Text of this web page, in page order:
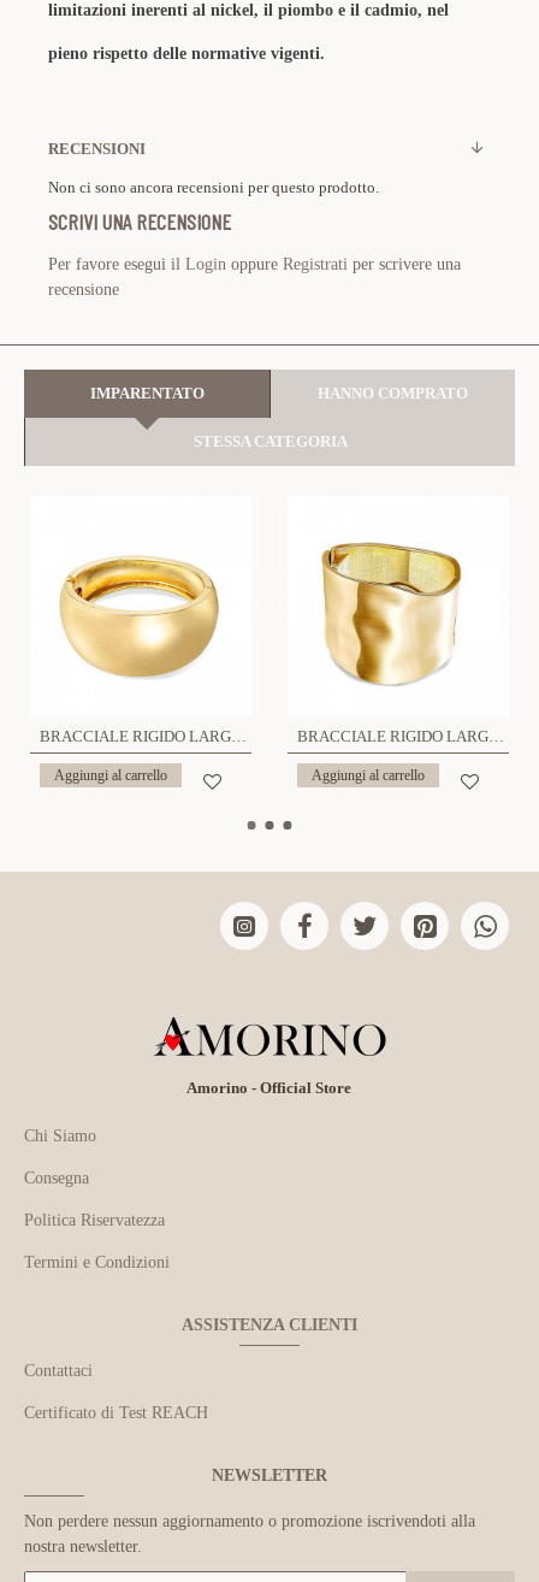
limitazioni inerenti al nickel, il piombo e il cadmio, nel
pieno rispetto delle normative vigenti.
RECENSIONI
Non ci sono ancora recensioni per questo prodotto.
SCRIVI UNA RECENSIONE
Per favore esegui il Login oppure Registrati per scrivere una
recensione
IMPARENTATO HANNO COMPRATO
STESSA CATEGORIA
BRACCIALE RIGIDO LARGO BOMBATO A MOLLA - YH1929
Aggiungi al carrello
BRACCIALE RIGIDO LARGO A MOLLA - YL2572C13
Aggiungi al carrello
Amorino - Official Store
Chi Siamo
Consegna
Politica Riservatezza
Termini e Condizioni
ASSISTENZA CLIENTI
Contattaci
Certificato di Test REACH
NEWSLETTER
Non perdere nessun aggiornamento o promozione iscrivendoti alla
nostra newsletter.